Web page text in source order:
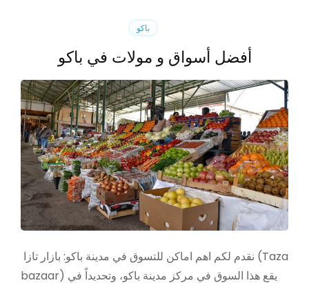
باكو
أفضل أسواق و مولات في باكو
bazaar) يقع هذا السوق في مركز مدينة باكو، وتحديداً في